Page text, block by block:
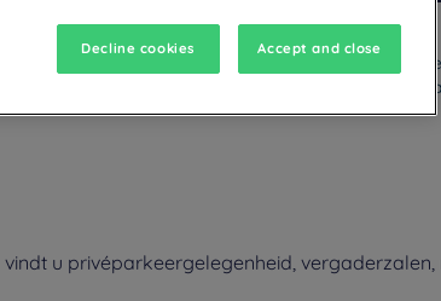
hotel-restaurants in Arles verwelkomen u in een
van het onbeperkte ontbijt- en lunchbuffet,
u privéparkeergelegenheid,
Decline cookies Accept and close